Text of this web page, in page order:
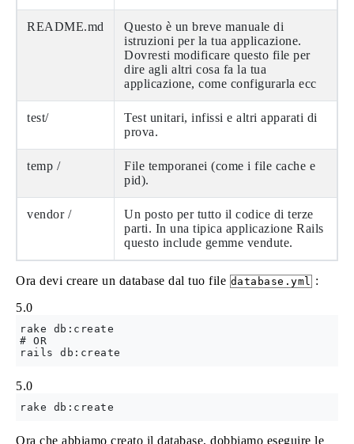
README.md
Questo è un breve manuale di
istruzioni per la tua applicazione.
Dovresti modificare questo file per
dire agli altri cosa fa la tua
applicazione, come configurarla ecc
test/
Test unitari, infissi e altri apparati di
prova.
temp /
File temporanei (come i file cache e
pid).
vendor /
Un posto per tutto il codice di terze
parti. In una tipica applicazione Rails
questo include gemme vendute.
Ora devi creare un database dal tuo file database.yml :
5.0
rake db:create
# OR
5.0
Ora che abbiamo creato il database, dobbiamo eseguire le